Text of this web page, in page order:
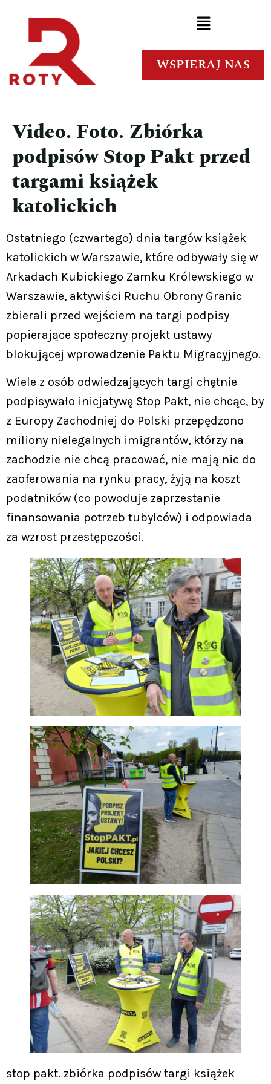
WSPIERAJ NAS
Video. Foto. Zbiórka
podpisów Stop Pakt przed
targami książek
katolickich
Ostatniego (czwartego) dnia targów książek
katolickich w Warszawie, które odbywały się w
Arkadach Kubickiego Zamku Królewskiego w
Warszawie, aktywiści Ruchu Obrony Granic
zbierali przed wejściem na targi podpisy
popierające społeczny projekt ustawy
blokującej wprowadzenie Paktu Migracyjnego.
Wiele z osób odwiedzających targi chętnie
podpisywało inicjatywę Stop Pakt, nie chcąc, by
z Europy Zachodniej do Polski przepędzono
miliony nielegalnych imigrantów, którzy na
zachodzie nie chcą pracować, nie mają nic do
zaoferowania na rynku pracy, żyją na koszt
podatników (co powoduje zaprzestanie
finansowania potrzeb tubylców) i odpowiada
za wzrost przestępczości.
stop pakt. zbiórka podpisów targi książek